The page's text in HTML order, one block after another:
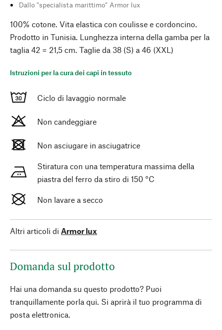
Dallo "specialista marittimo" Armor lux
100% cotone. Vita elastica con coulisse e cordoncino.
Prodotto in Tunisia. Lunghezza interna della gamba per la
taglia 42 = 21,5 cm. Taglie da 38 (S) a 46 (XXL)
Istruzioni per la cura dei capi in tessuto
Ciclo di lavaggio normale
Non candeggiare
Non asciugare in asciugatrice
Stiratura con una temperatura massima della
piastra del ferro da stiro di 150 °C
Non lavare a secco
Altri articoli di Armor lux
Domanda sul prodotto
Hai una domanda su questo prodotto? Puoi
tranquillamente porla qui. Si aprirà il tuo programma di
posta elettronica.